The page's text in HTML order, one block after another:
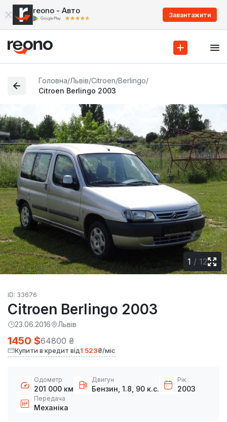
reono - Авто Завантажити
Головна/Львів/Citroen/Berlingo/
Citroen Berlingo 2003
1 / 12
ID: 33676
Citroen Berlingo 2003
23.06.2016 Львів
1450 $64800 ₴
Купити в кредит від1 523₴/міс
Одометр
201 000 км
Двигун
Бензин, 1.8, 90 к.с.
Рік
2003
Передача
Механіка